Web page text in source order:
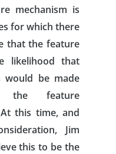
mechanism is
for which there
that the feature
likelihood that
would be made
the feature
this time, and
Jim
this to be the